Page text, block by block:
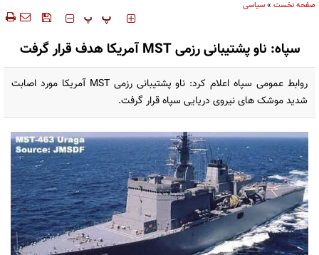
صفحه نخست »سیاسی
‍‍‍ پ پ
سپاه: ناو پشتیبانی رزمی MST آمریکا هدف قرار گرفت
روابط عمومی سپاه اعلام کرد: ناو پشتیبانی رزمی MST آمریکا مورد اصابت
شدید موشک های نیروی دریایی سپاه قرار گرفت.